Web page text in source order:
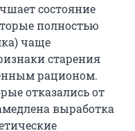
состояние
полностью
чаще
старения
рационом.
отказались от
выработка